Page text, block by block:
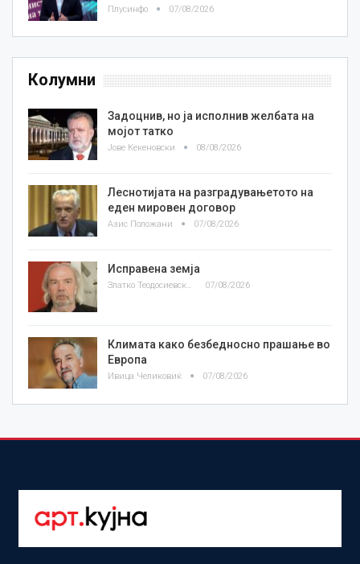
Плусинфо 07/08/2026
Колумни
Задоцнив, но ја исполнив желбата на
мојот татко
Јове Кекеновски 08/08/2026
Леснотијата на разградувањетото на
еден мировен договор
Азис Положани 07/08/2026
Исправена земја
07/08/2026
Климата како безбедносно прашање во
Европа
Ивица Челиковиќ 07/08/2026